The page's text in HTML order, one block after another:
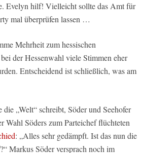
Evelyn hilf! Vielleicht sollte das Amt für
mal überprüfen lassen …
Mehrheit zum hessischen
der Hessenwahl viele Stimmen eher
Entscheidend ist schließlich, was am
„Welt“ schreibt, Söder und Seehofer
Wahl Söders zum Parteichef flüchteten
: „Alles sehr gedämpft. Ist das nun die
Markus Söder versprach noch im